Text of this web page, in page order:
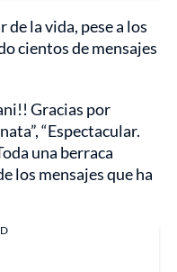
la vida, pese a los
cientos de mensajes
Gracias por
“Espectacular.
una berraca
los mensajes que ha